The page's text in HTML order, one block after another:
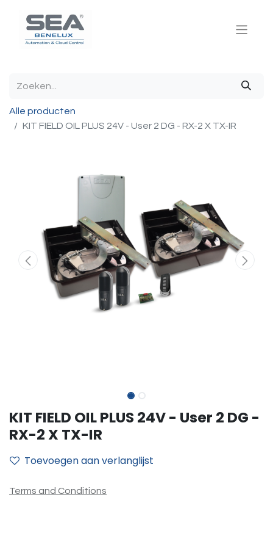
Alle producten
KIT FIELD OIL PLUS 24V - User 2 DG - RX-2 X TX-IR
KIT FIELD OIL PLUS 24V - User 2 DG -
RX-2 X TX-IR
Toevoegen aan verlanglijst
Terms and Conditions